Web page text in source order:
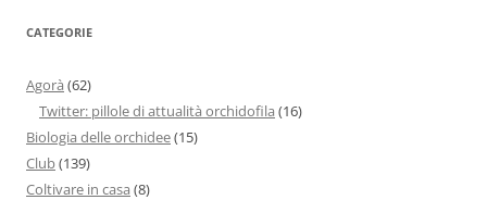
CATEGORIE
Agorà (62)
Twitter: pillole di attualità orchidofila (16)
Biologia delle orchidee(15)
Club(139)
Coltivare in casa (8)